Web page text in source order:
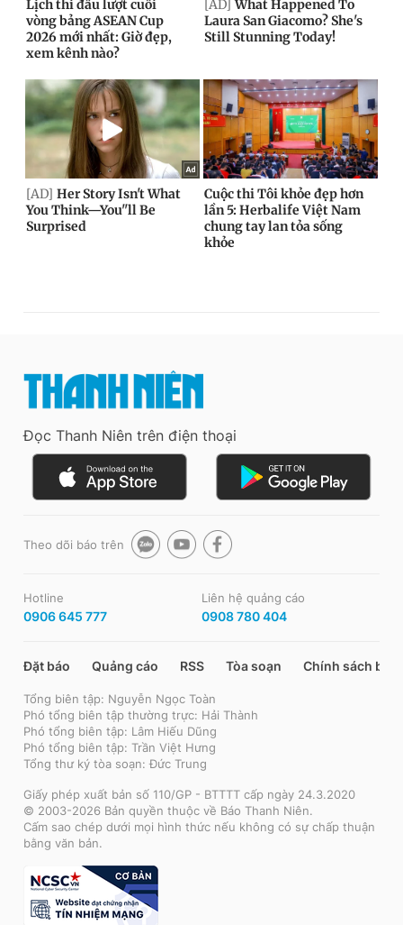
Đọc Thanh Niên trên điện thoại
Theo dõi báo trên
Hotline
0906 645 777
Liên hệ quảng cáo
0908 780 404
Đặt báo Quảng cáo RSS Tòa soạn Chính sách bảo
Tổng biên tập: Nguyễn Ngọc Toàn
Phó tổng biên tập thường trực: Hải Thành
Phó tổng biên tập: Lâm Hiếu Dũng
Phó tổng biên tập: Trần Việt Hưng
Tổng thư ký tòa soạn: Đức Trung
Giấy phép xuất bản số 110/GP - BTTTT cấp ngày 24.3.2020
© 2003-2026 Bản quyền thuộc về Báo Thanh Niên.
Cấm sao chép dưới mọi hình thức nếu không có sự chấp thuận
bằng văn bản.